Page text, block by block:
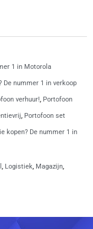
1 in Motorola
De nummer 1 in verkoop
verhuur!, Portofoon
, Portofoon set
kopen? De nummer 1 in
, Logistiek, Magazijn,